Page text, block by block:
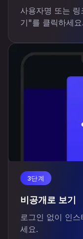
사용자명 또는
기"를 클릭하세요.
3단계
비공개로 보기
로그인 없이 인
세요.